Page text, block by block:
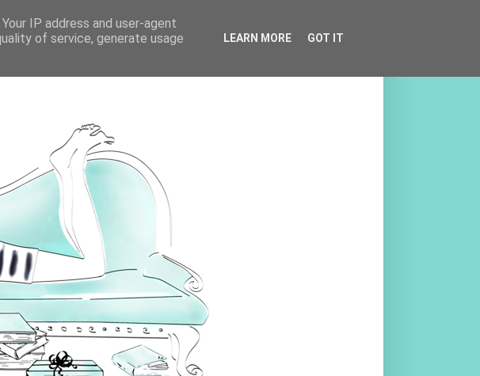
IP address and user-agent
of service, generate usage
LEARN MORE GOT IT